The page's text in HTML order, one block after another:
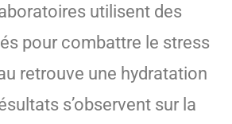
utilisent des
pour combattre le stress
retrouve une hydratation
s’observent sur la